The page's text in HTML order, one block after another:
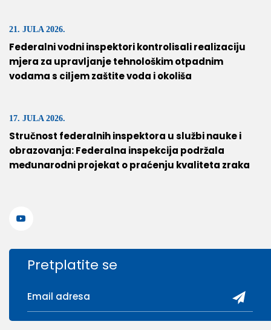
21. JULA 2026.
Federalni vodni inspektori kontrolisali realizaciju
mjera za upravljanje tehnološkim otpadnim
vodama s ciljem zaštite voda i okoliša
17. JULA 2026.
Stručnost federalnih inspektora u službi nauke i
obrazovanja: Federalna inspekcija podržala
međunarodni projekat o praćenju kvaliteta zraka
Pretplatite se